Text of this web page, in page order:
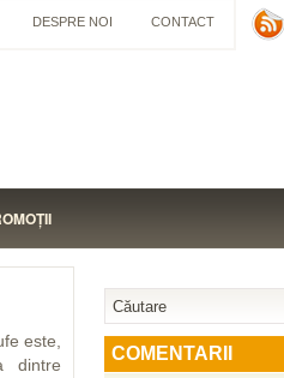
DESPRE NOI CONTACT
este,
dintre
COMENTARII